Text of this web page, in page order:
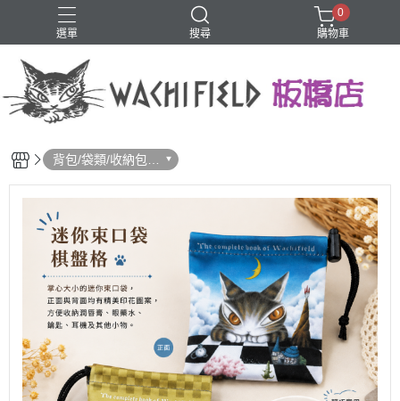
選單 搜尋
鑰匙圈
0
購物車
背包/袋類/收納包/
化妝包